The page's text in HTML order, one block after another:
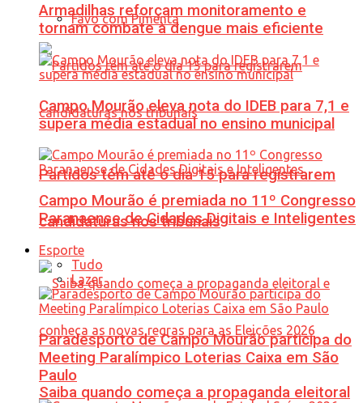
Favo com Pimenta
Partidos têm até o dia 15 para registrarem
candidaturas nos tribunais
Saiba quando começa a propaganda eleitoral
Armadilhas reforçam monitoramento e
tornam combate à dengue mais eficiente
Campo Mourão eleva nota do IDEB para 7,1 e
supera média estadual no ensino municipal
Campo Mourão é premiada no 11º Congresso
Paranaense de Cidades Digitais e Inteligentes
Esporte
Tudo
Lazer
Paradesporto de Campo Mourão participa do
Meeting Paralímpico Loterias Caixa em São
Paulo